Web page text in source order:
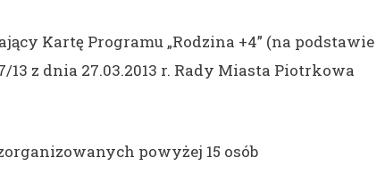
Kartę Programu „Rodzina +4” (na podstawie
13 z dnia 27.03.2013 r. Rady Miasta Piotrkowa
powyżej 15 osób